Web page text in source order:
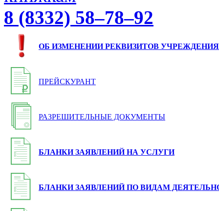
8 (8332) 58–78–92
ОБ ИЗМЕНЕНИИ РЕКВИЗИТОВ УЧРЕЖДЕНИЯ
ПРЕЙСКУРАНТ
РАЗРЕШИТЕЛЬНЫЕ ДОКУМЕНТЫ
БЛАНКИ ЗАЯВЛЕНИЙ НА УСЛУГИ
БЛАНКИ ЗАЯВЛЕНИЙ ПО ВИДАМ